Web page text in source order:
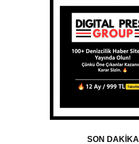
SON DAKİKA